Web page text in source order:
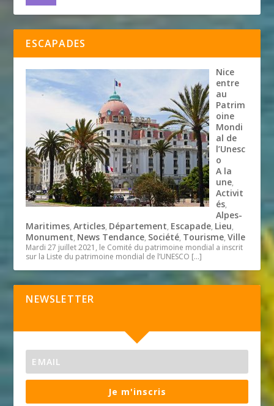
ESCAPADES
Nice
entre
au
Patrim
oine
Mondi
al de
l’Unesc
o
A la
une,
Activit
és,
Alpes-
Maritimes,Articles, Département, Escapade, Lieu,
Monument, News Tendance, Société, Tourisme,Ville
Mardi 27 juillet 2021, le Comité du patrimoine mondial a inscrit
sur la Liste du patrimoine mondial de l’UNESCO […]
NEWSLETTER
Je m'inscris